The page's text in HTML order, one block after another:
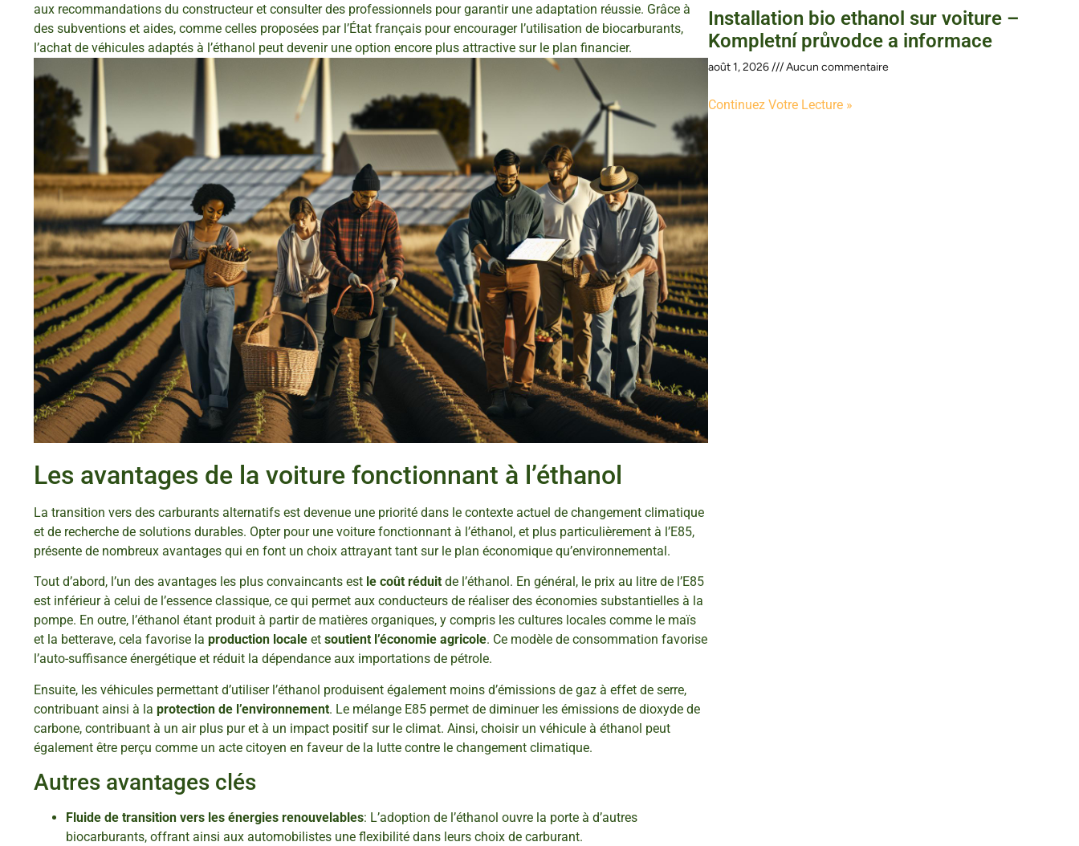
aux recommandations du constructeur et consulter des professionnels pour garantir une adaptation réussie. Grâce à
des subventions et aides, comme celles proposées par l’État français pour encourager l’utilisation de biocarburants,
l’achat de véhicules adaptés à l’éthanol peut devenir une option encore plus attractive sur le plan financier.
Les avantages de la voiture fonctionnant à l’éthanol
La transition vers des carburants alternatifs est devenue une priorité dans le contexte actuel de changement climatique
et de recherche de solutions durables. Opter pour une voiture fonctionnant à l’éthanol, et plus particulièrement à l’E85,
présente de nombreux avantages qui en font un choix attrayant tant sur le plan économique qu’environnemental.
Tout d’abord, l’un des avantages les plus convaincants est le coût réduit de l’éthanol. En général, le prix au litre de l’E85
est inférieur à celui de l’essence classique, ce qui permet aux conducteurs de réaliser des économies substantielles à la
pompe. En outre, l’éthanol étant produit à partir de matières organiques, y compris les cultures locales comme le maïs
et la betterave, cela favorise la production locale et soutient l’économie agricole. Ce modèle de consommation favorise
l’auto-suffisance énergétique et réduit la dépendance aux importations de pétrole.
Ensuite, les véhicules permettant d’utiliser l’éthanol produisent également moins d’émissions de gaz à effet de serre,
contribuant ainsi à la protection de l’environnement. Le mélange E85 permet de diminuer les émissions de dioxyde de
carbone, contribuant à un air plus pur et à un impact positif sur le climat. Ainsi, choisir un véhicule à éthanol peut
également être perçu comme un acte citoyen en faveur de la lutte contre le changement climatique.
Autres avantages clés
Fluide de transition vers les énergies renouvelables: L’adoption de l’éthanol ouvre la porte à d’autres
biocarburants, offrant ainsi aux automobilistes une flexibilité dans leurs choix de carburant.
Installation bio ethanol sur voiture –
Kompletní průvodce a informace
août 1, 2026 Aucun commentaire
Continuez Votre Lecture »